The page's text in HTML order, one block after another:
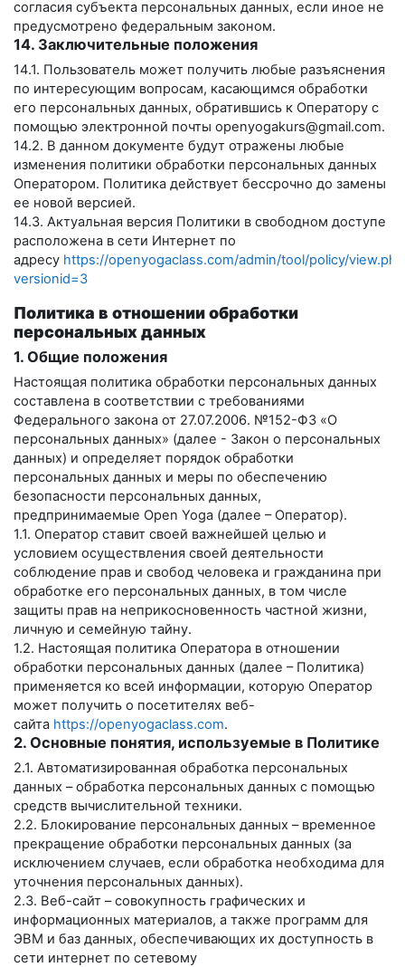
согласия субъекта персональных данных, если иное не
предусмотрено федеральным законом.
14. Заключительные положения
14.1. Пользователь может получить любые разъяснения
по интересующим вопросам, касающимся обработки
его персональных данных, обратившись к Оператору с
помощью электронной почты openyogakurs@gmail.com.
14.2. В данном документе будут отражены любые
изменения политики обработки персональных данных
Оператором. Политика действует бессрочно до замены
ее новой версией.
14.3. Актуальная версия Политики в свободном доступе
расположена в сети Интернет по
адресу https://openyogaclass.com/admin/tool/policy/
versionid=3
Политика в отношении обработки
персональных данных
1. Общие положения
Настоящая политика обработки персональных данных
составлена в соответствии с требованиями
Федерального закона от 27.07.2006. №152-ФЗ «О
персональных данных» (далее - Закон о персональных
данных) и определяет порядок обработки
персональных данных и меры по обеспечению
безопасности персональных данных,
предпринимаемые Open Yoga (далее – Оператор).
1.1. Оператор ставит своей важнейшей целью и
условием осуществления своей деятельности
соблюдение прав и свобод человека и гражданина при
обработке его персональных данных, в том числе
защиты прав на неприкосновенность частной жизни,
личную и семейную тайну.
1.2. Настоящая политика Оператора в отношении
обработки персональных данных (далее – Политика)
применяется ко всей информации, которую Оператор
может получить о посетителях веб-
сайта https://openyogaclass.com.
2. Основные понятия, используемые в Политике
2.1. Автоматизированная обработка персональных
данных – обработка персональных данных с помощью
средств вычислительной техники.
2.2. Блокирование персональных данных – временное
прекращение обработки персональных данных (за
исключением случаев, если обработка необходима для
уточнения персональных данных).
2.3. Веб-сайт – совокупность графических и
информационных материалов, а также программ для
ЭВМ и баз данных, обеспечивающих их доступность в
сети интернет по сетевому